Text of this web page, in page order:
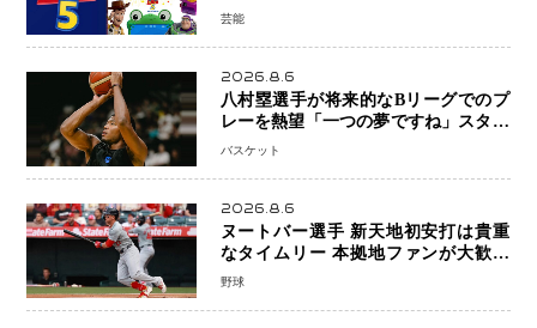
日本歴代シリーズ最高更新も目前
芸能
2026.8.6
八村塁選手が将来的なBリーグでのプ
レーを熱望「一つの夢ですね」スター
帰還がリーグ価値を押し上げる可能性
バスケット
2026.8.6
ヌートバー選手 新天地初安打は貴重
なタイムリー 本拠地ファンが大歓声
笑顔で歓喜
野球